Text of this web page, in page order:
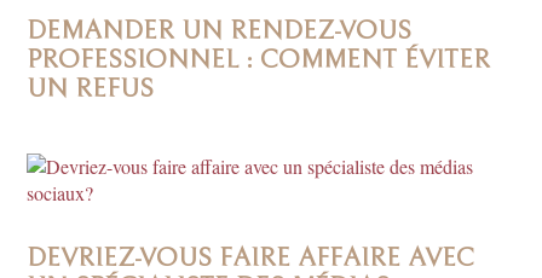
DEMANDER UN RENDEZ-VOUS
PROFESSIONNEL : COMMENT ÉVITER
UN REFUS
DEVRIEZ-VOUS FAIRE AFFAIRE AVEC